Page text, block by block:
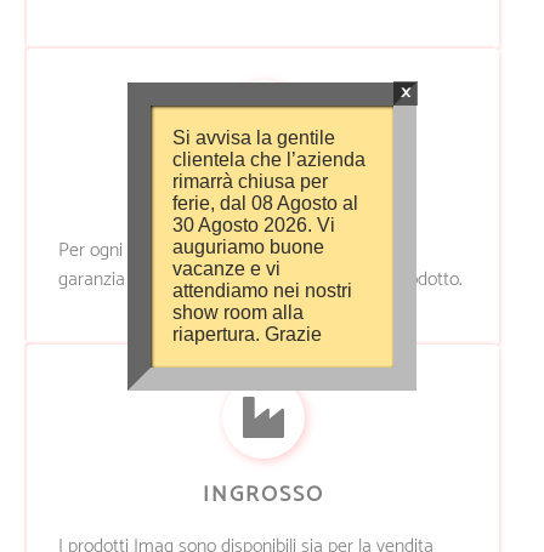
GARANZIA
Per ogni acquisto presso Imag è prevista una
garanzia specifica in base alla tipologia del prodotto.
INGROSSO
Si avvisa la gentile
clientela che l’azienda
rimarrà chiusa per
ferie, dal 08 Agosto al
30 Agosto 2026. Vi
auguriamo buone
vacanze e vi
attendiamo nei nostri
show room alla
riapertura. Grazie
×